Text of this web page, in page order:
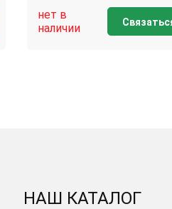
нет в
наличии
НАШ КАТАЛОГ